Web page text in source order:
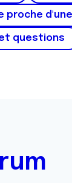
proche
questions